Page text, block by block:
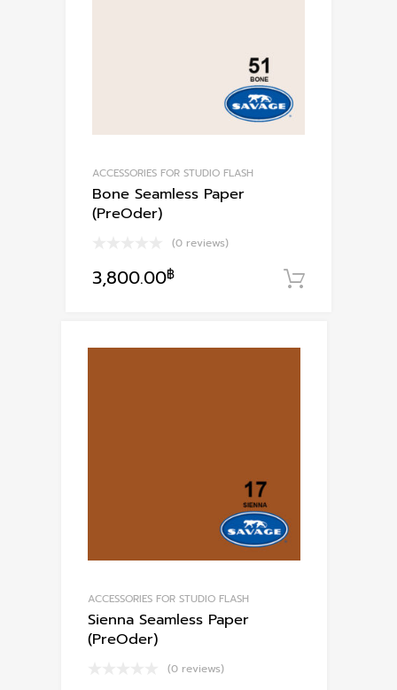
ACCESSORIES FOR STUDIO FLASH
Bone Seamless Paper
(PreOder)
(0 reviews)
3,800.00฿
ACCESSORIES FOR STUDIO FLASH
Sienna Seamless Paper
(PreOder)
(0 reviews)